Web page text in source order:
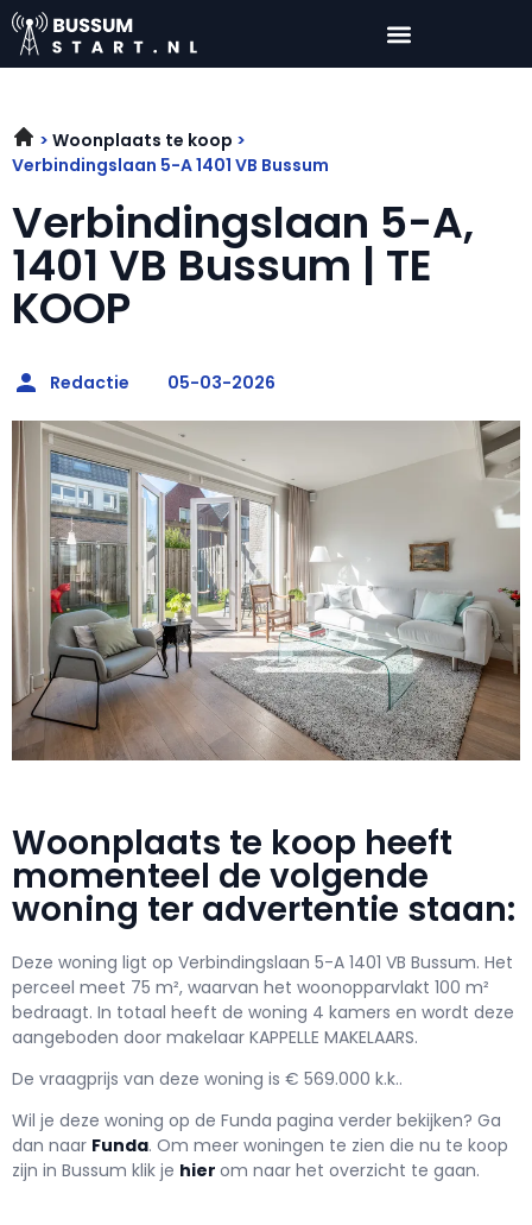
Woonplaats te koop
Verbindingslaan 5-A 1401 VB Bussum
Verbindingslaan 5-A,
1401 VB Bussum | TE
KOOP
Redactie 05-03-2026
Woonplaats te koop heeft
momenteel de volgende
woning ter advertentie staan:
Deze woning ligt op Verbindingslaan 5-A 1401 VB Bussum. Het
perceel meet 75 m², waarvan het woonopparvlakt 100 m²
bedraagt. In totaal heeft de woning 4 kamers en wordt deze
aangeboden door makelaar KAPPELLE MAKELAARS.
De vraagprijs van deze woning is € 569.000 k.k..
Wil je deze woning op de Funda pagina verder bekijken? Ga
dan naar Funda. Om meer woningen te zien die nu te koop
zijn in Bussum klik je hier om naar het overzicht te gaan.